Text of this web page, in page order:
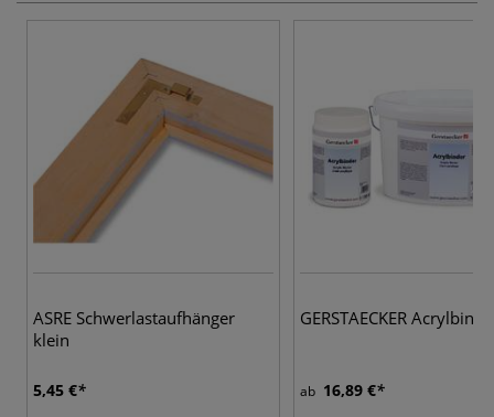
ASRE Schwerlastaufhänger
klein
5,45 €
GERSTAECKER
ab 16,89 €